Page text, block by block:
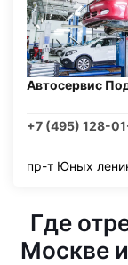
Автосервис
+7 (495) 128-
пр-т Юных
Где
Москве